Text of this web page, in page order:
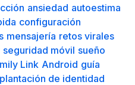
ansiedad autoestima
configuración
mensajería retos virales
seguridad móvil sueño
Link Android guía
de identidad